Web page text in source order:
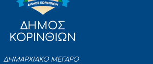
ΔΗΜΟΣ
ΚΟΡΙΝΘΙΩΝ
ΔΗΜΑΡΧΙΑΚΟ ΜΕΓΑΡΟ